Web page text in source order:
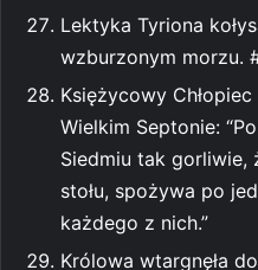
Lektyka Tyriona
wzburzonym morzu.
Księżycowy
Wielkim Septonie:
Siedmiu tak gorliwie,
stołu, spożywa po
każdego z nich.”
Królowa wtargnęła